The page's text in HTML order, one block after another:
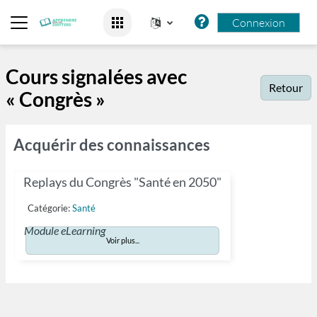
Connexion
Cours signalées avec
« Congrès »
Retour
Acquérir des connaissances
Replays du Congrès "Santé en 2050"
Module eLearning
Catégorie:Santé
Voir plus...